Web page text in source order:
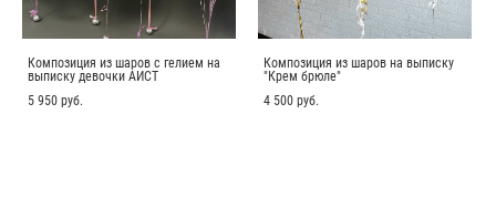
Композиция из шаров с гелием на
выписку девочки АИСТ
5 950 pуб.
Композиция из шаров на выписку
"Крем брюле"
4 500 pуб.